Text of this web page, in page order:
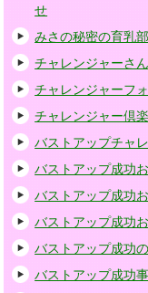
せ
みさの秘密の育乳
チャレンジャーさ
チャレンジャーフ
チャレンジャー倶
バストアップチャ
バストアップ成功
バストアップ成功
バストアップ成功
バストアップ成功
バストアップ成功